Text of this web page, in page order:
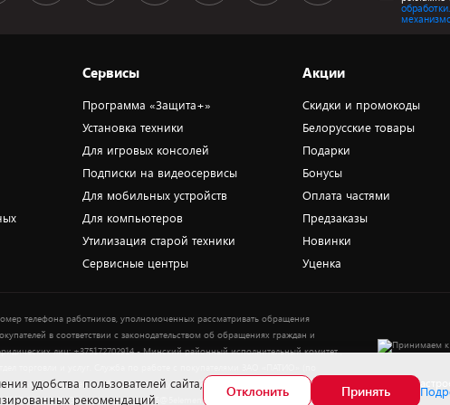
обработки.
Сервисы
Программа «Защита+»
Установка техники
Для игровых консолей
Подписки на видеосервисы
Для мобильных устройств
Для компьютеров
Утилизация старой техники
Сервисные центры
Акции
Скидки и промокоды
Белорусские товары
Подарки
Бонусы
Оплата частями
Предзаказы
Новинки
Уценка
телефона работников, уполномоченных рассматривать обращения
в соответствии с законодательством об обращениях граждан и
лиц: +375172702914 - Минский районный исполнительный комитет ,
рассмотрения обращения покупателей о нарушении их прав): Тел.:
359-23-83. Электронная почта: 5@5element.by
Выбор
удобства пользователей сайта,
рекомендаций.
Отклонить Принять